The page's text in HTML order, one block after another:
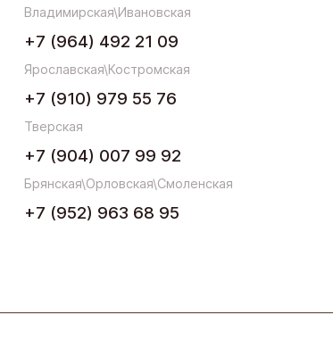
Владимирская\Ивановская
+7 (964) 492 21 09
Ярославская\Костромская
+7 (910) 979 55 76
Тверская
+7 (904) 007 99 92
Брянская\Орловская\Смоленская
+7 (952) 963 68 95